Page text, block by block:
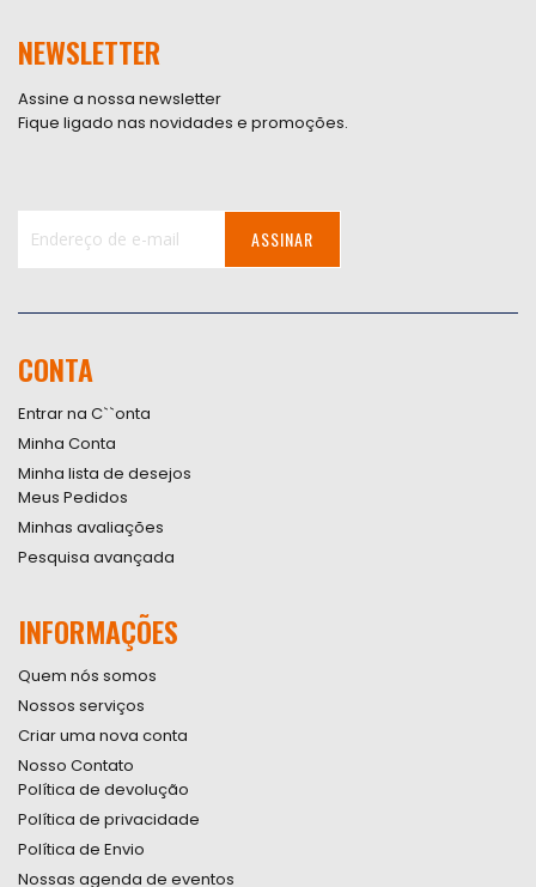
NEWSLETTER
Assine a nossa newsletter
Fique ligado nas novidades e promoções.
Newsletter:
ASSINAR
CONTA
Entrar na C``onta
Minha Conta
Minha lista de desejos
Meus Pedidos
Minhas avaliações
Pesquisa avançada
INFORMAÇÕES
Quem nós somos
Nossos serviços
Criar uma nova conta
Nosso Contato
Política de devolução
Política de privacidade
Política de Envio
Nossas agenda de eventos